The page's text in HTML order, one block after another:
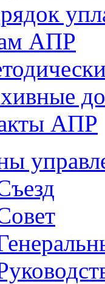
АПР
АПР